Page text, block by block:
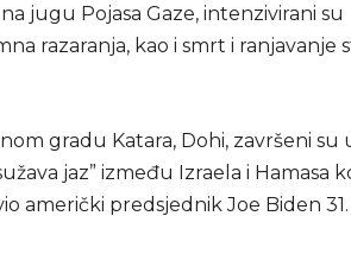
jugu Pojasa Gaze, intenzivirani su
razaranja, kao i smrt i ranjavanje
gradu Katara, Dohi, završeni su
jaz” između Izraela i Hamasa
američki predsjednik Joe Biden 31.